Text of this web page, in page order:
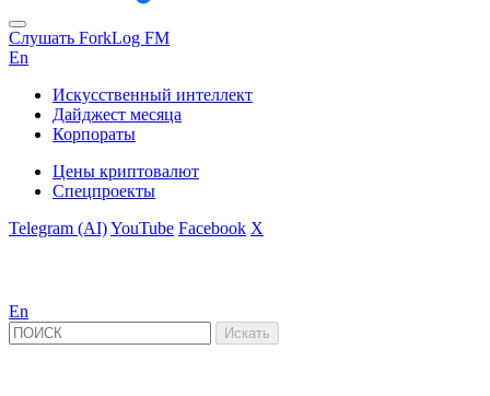
Слушать ForkLog FM
En
Искусственный интеллект
Дайджест месяца
Корпораты
Цены криптовалют
Спецпроекты
Telegram (AI)YouTube Facebook X
En